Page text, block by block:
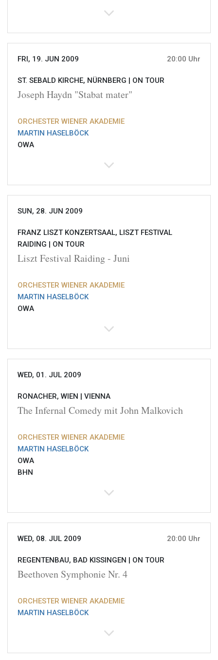
FRI, 19. JUN 2009 20:00 Uhr
ST. SEBALD KIRCHE, NÜRNBERG | ON TOUR
Joseph Haydn "Stabat mater"
ORCHESTER WIENER AKADEMIE
MARTIN HASELBÖCK
OWA
SUN, 28. JUN 2009
FRANZ LISZT KONZERTSAAL, LISZT FESTIVAL
RAIDING | ON TOUR
Liszt Festival Raiding - Juni
ORCHESTER WIENER AKADEMIE
MARTIN HASELBÖCK
OWA
WED, 01. JUL 2009
RONACHER, WIEN | VIENNA
The Infernal Comedy mit John Malkovich
ORCHESTER WIENER AKADEMIE
MARTIN HASELBÖCK
OWA
BHN
WED, 08. JUL 2009 20:00 Uhr
REGENTENBAU, BAD KISSINGEN | ON TOUR
Beethoven Symphonie Nr. 4
ORCHESTER WIENER AKADEMIE
MARTIN HASELBÖCK